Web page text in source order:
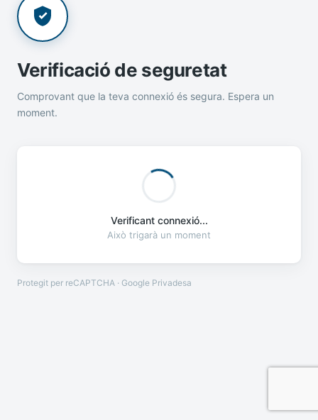
Verificació de seguretat
Comprovant que la teva connexió és segura. Espera un
moment.
Verificant connexió...
Això trigarà un moment
Protegit per reCAPTCHA · Google Privadesa